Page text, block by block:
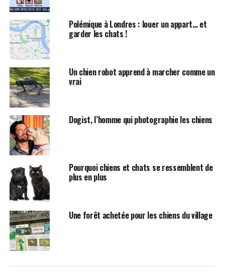
Polémique à Londres : louer un appart… et
garder les chats !
Un chien robot apprend à marcher comme un
vrai
Dogist, l’homme qui photographie les chiens
Pourquoi chiens et chats se ressemblent de
plus en plus
Une forêt achetée pour les chiens du village